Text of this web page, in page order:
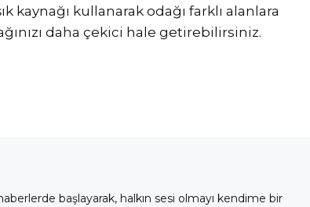
kaynağı kullanarak odağı farklı alanlara
daha çekici hale getirebilirsiniz.
başlayarak, halkın sesi olmayı kendime bir